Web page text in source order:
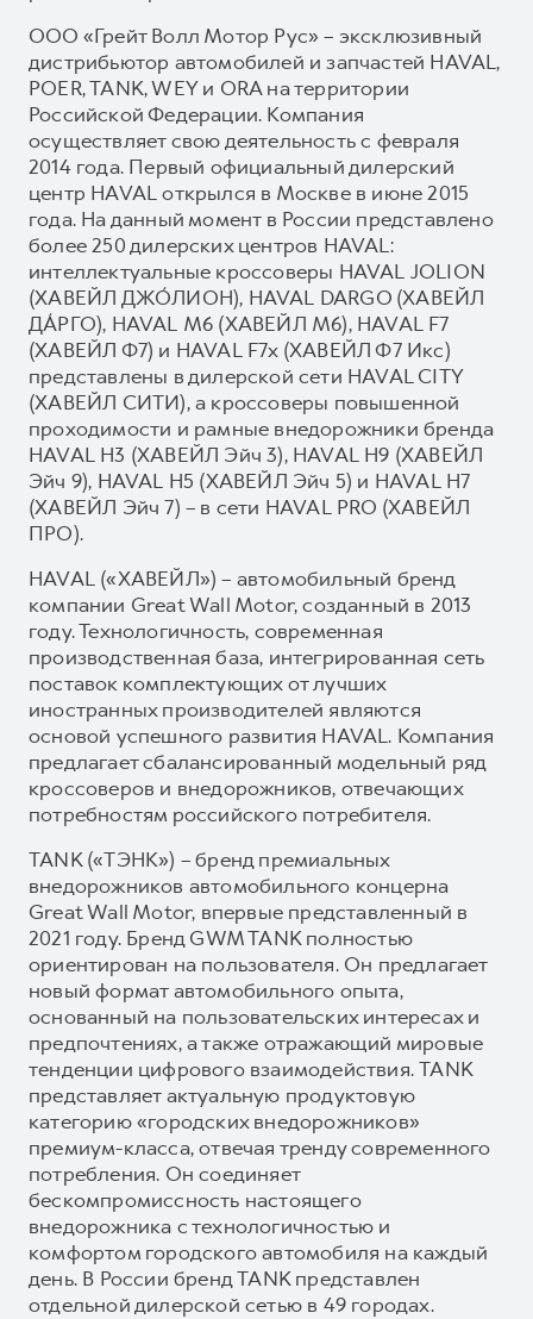
ООО «Грейт Волл Мотор Рус» – эксклюзивный
дистрибьютор автомобилей и запчастей HAVAL,
POER, TANK, WEY и ORA на территории
Российской Федерации. Компания
осуществляет свою деятельность с февраля
2014 года. Первый официальный дилерский
центр HAVAL открылся в Москве в июне 2015
года. На данный момент в России представлено
более 250 дилерских центров HAVAL:
интеллектуальные кроссоверы HAVAL JOLION
(ХАВЕЙЛ ДЖО́ЛИОН), HAVAL DARGO (ХАВЕЙЛ
ДА́РГО), HAVAL М6 (ХАВЕЙЛ M6), HAVAL F7
(ХАВЕЙЛ Ф7) и HAVAL F7x (ХАВЕЙЛ Ф7 Икс)
представлены в дилерской сети HAVAL CITY
(ХАВЕЙЛ СИТИ), а кроссоверы повышенной
проходимости и рамные внедорожники бренда
HAVAL H3 (ХАВЕЙЛ Эйч 3), HAVAL H9 (ХАВЕЙЛ
Эйч 9), HAVAL H5 (ХАВЕЙЛ Эйч 5) и HAVAL H7
(ХАВЕЙЛ Эйч 7) – в сети HAVAL PRO (ХАВЕЙЛ
ПРО).
HAVAL («ХАВЕЙЛ») – автомобильный бренд
компании Great Wall Motor, созданный в 2013
году. Технологичность, современная
производственная база, интегрированная сеть
поставок комплектующих от лучших
иностранных производителей являются
основой успешного развития HAVAL. Компания
предлагает сбалансированный модельный ряд
кроссоверов и внедорожников, отвечающих
потребностям российского потребителя.
TANK («ТЭНК») – бренд премиальных
внедорожников автомобильного концерна
Great Wall Motor, впервые представленный в
2021 году. Бренд GWM TANK полностью
ориентирован на пользователя. Он предлагает
новый формат автомобильного опыта,
основанный на пользовательских интересах и
предпочтениях, а также отражающий мировые
тенденции цифрового взаимодействия. TANK
представляет актуальную продуктовую
категорию «городских внедорожников»
премиум-класса, отвечая тренду современного
потребления. Он соединяет
бескомпромиссность настоящего
внедорожника с технологичностью и
комфортом городского автомобиля на каждый
день. В России бренд TANK представлен
отдельной дилерской сетью в 49 городах.